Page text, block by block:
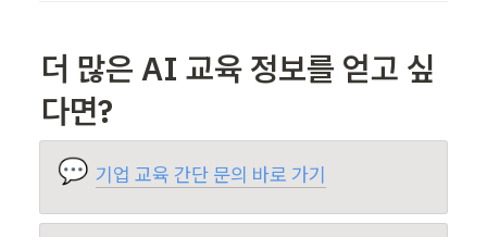
더 많은 AI 교육 정보를 얻고 싶
다면?
💬 기업 교육 간단 문의 바로 가기